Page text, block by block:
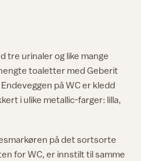
urinaler og like mange
toaletter med Geberit
på WC er kledd
i ulike metallic-farger: lilla,
på det sortsorte
for WC, er innstilt til samme